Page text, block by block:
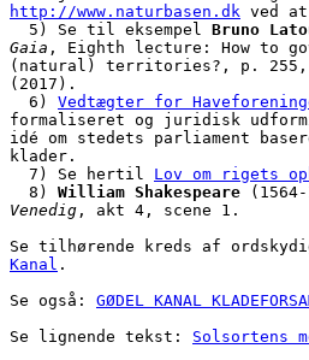
http://www.naturbasen.dk ved at
  5) Se til eksempel
Bruno
Gaia , Eighth lecture: How to
(natural) territories?, p. 255,
(2017).
  6)
Vedtægter for
formaliseret og juridisk
idé om stedets parliament
klader.
  7) Se hertil
Lov om rigets
  8)
William Shakespeare
Venedig , akt 4, scene 1.
Se tilhørende kreds af
Kanal .
Se også: GØDEL KANAL
Se lignende tekst: Solsortens